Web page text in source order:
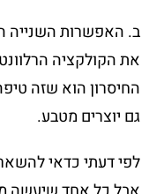
ב. האפשרות השנייה
את הקולקציה
החיסרון הוא שזה
גם יוצרים מטבע.
לפי דעתי כדאי